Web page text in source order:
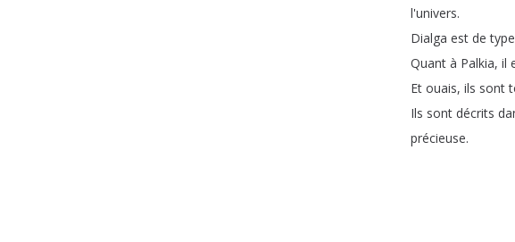
l'univers.
Dialga est de type
Quant à Palkia, il
Et ouais, ils sont
Ils sont décrits
précieuse.